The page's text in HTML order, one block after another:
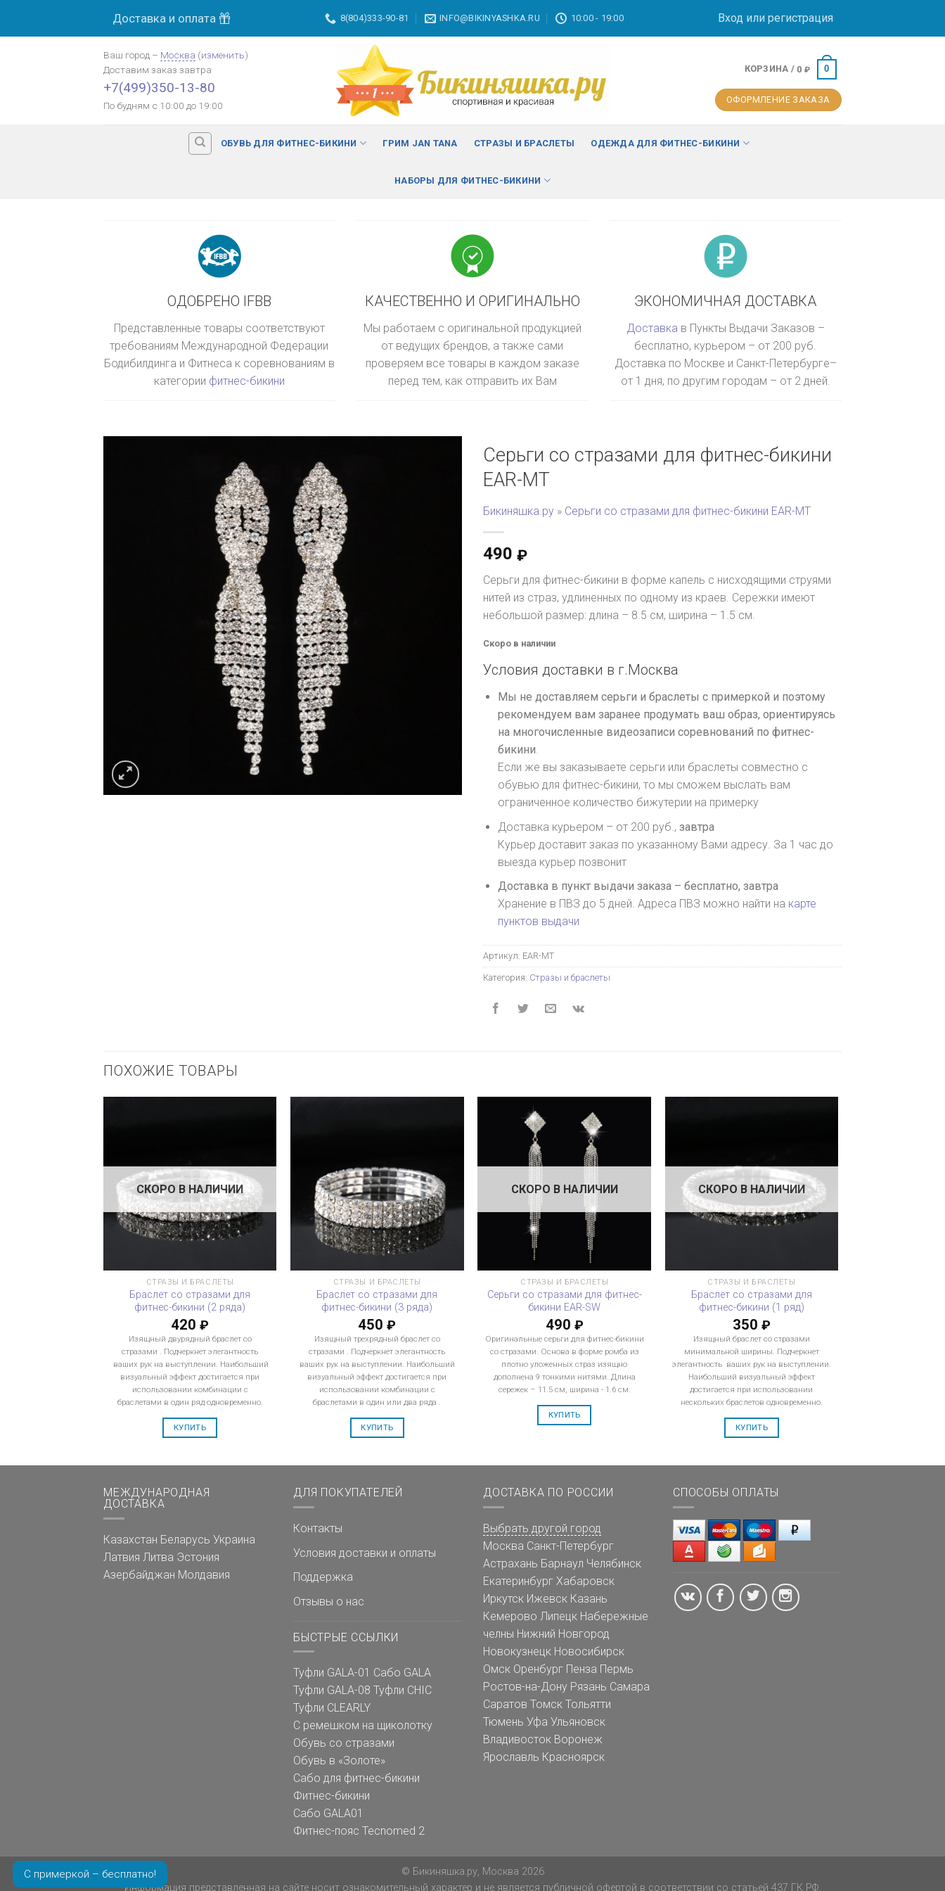
Доставка и оплата 8(804)333-90-81 INFO@BIKINYASHKA.RU 10:00 - 19:00 Вход или регистрация
Ваш город – Москва (изменить)
Доставим заказ завтра
+7(499)350-13-80
По будням с 10:00 до 19:00
КОРЗИНА / 0 ₽ 0
ОФОРМЛЕНИЕ ЗАКАЗА
ОБУВЬ ДЛЯ ФИТНЕС-БИКИНИ ГРИМ JAN TANA СТРАЗЫ И БРАСЛЕТЫ ОДЕЖДА ДЛЯ ФИТНЕС-БИКИНИ
НАБОРЫ ДЛЯ ФИТНЕС-БИКИНИ
ОДОБРЕНО IFBB
Представленные товары соответствуют
требованиям Международной Федерации
Бодибилдинга и Фитнеса к соревнованиям в
категории фитнес-бикини
КАЧЕСТВЕННО И ОРИГИНАЛЬНО
Мы работаем с оригинальной продукцией
от ведущих брендов, а также сами
проверяем все товары в каждом заказе
перед тем, как отправить их Вам
ЭКОНОМИЧНАЯ ДОСТАВКА
Доставка в Пункты Выдачи Заказов –
бесплатно, курьером – от 200 руб.
Доставка по Москве и Санкт-Петербурге–
от 1 дня, по другим городам – от 2 дней.
Серьги со стразами для фитнес-бикини
EAR-MT
Бикиняшка.ру » Серьги со стразами для фитнес-бикини EAR-MT
490 ₽
Серьги для фитнес-бикини в форме капель с нисходящими струями
нитей из страз, удлиненных по одному из краев. Сережки имеют
небольшой размер: длина – 8.5 см, ширина – 1.5 см.
Скоро в наличии
МОСКВА изменить
Оплата картой банка
Условия доставки в г.Москва
Мы не доставляем серьги и браслеты с примеркой и поэтому
рекомендуем вам заранее продумать ваш образ, ориентируясь
на многочисленные видеозаписи соревнований по фитнес-
бикини.
Если же вы заказываете серьги или браслеты совместно с
обувью для фитнес-бикини, то мы сможем выслать вам
ограниченное количество бижутерии на примерку
Доставка курьером – от 200 руб., завтра
Курьер доставит заказ по указанному Вами адресу. За 1 час до
выезда курьер позвонит
Доставка в пункт выдачи заказа – бесплатно, завтра
Хранение в ПВЗ до 5 дней. Адреса ПВЗ можно найти на карте
пунктов выдачи
Артикул: EAR-MT
Категория: Стразы и браслеты
ПОХОЖИЕ ТОВАРЫ
СКОРО В НАЛИЧИИ
СТРАЗЫ И БРАСЛЕТЫ
Браслет со стразами для
фитнес-бикини (2 ряда)
420₽
Изящный двурядный браслет со
стразами . Подчеркнет элегантность
ваших рук на выступлении. Наибольший
визуальный эффект достигается при
использовании комбинации с
браслетами в один ряд одновременно.
КУПИТЬ
СТРАЗЫ И БРАСЛЕТЫ
Браслет со стразами для
фитнес-бикини (3 ряда)
450₽
Изящный трехрядный браслет со
стразами . Подчеркнет элегантность
ваших рук на выступлении. Наибольший
визуальный эффект достигается при
использовании комбинации с
браслетами в один или два ряда .
КУПИТЬ
СКОРО В НАЛИЧИИ
СТРАЗЫ И БРАСЛЕТЫ
Серьги со стразами для фитнес-
бикини EAR-SW
490 ₽
Оригинальные серьги для фитнес-бикини
со стразами. Основа в форме ромба из
плотно уложенных страз изящно
дополнена 9 тонкими нитями. Длина
сережек – 11.5 см, ширина - 1.6 см.
КУПИТЬ
СКОРО В НАЛИЧИИ
СТРАЗЫ И БРАСЛЕТЫ
Браслет со стразами для
фитнес-бикини (1 ряд)
350 ₽
Изящный браслет со стразами
минимальной ширины. Подчеркнет
элегантность ваших рук на выступлении.
Наибольший визуальный эффект
достигается при использовании
нескольких браслетов одновременно.
КУПИТЬ
МЕЖДУНАРОДНАЯ
ДОСТАВКА
Казахстан Беларусь Украина
Латвия Литва Эстония
Азербайджан Молдавия
ДЛЯ ПОКУПАТЕЛЕЙ
Контакты
Условия доставки и оплаты
Поддержка
Отзывы о нас
БЫСТРЫЕ ССЫЛКИ
Туфли GALA-01 Сабо GALA
Туфли GALA-08 Туфли CHIC
Туфли CLEARLY
С ремешком на щиколотку
Обувь со стразами
Обувь в «Золоте»
Сабо для фитнес-бикини
Фитнес-бикини
Сабо GALA01
Фитнес-пояс Tecnomed 2
ДОСТАВКА ПО РОССИИ
Выбрать другой город
Москва Санкт-Петербург
Астрахань Барнаул Челябинск
Екатеринбург Хабаровск
Иркутск Ижевск Казань
Кемерово Липецк Набережные
челны Нижний Новгород
Новокузнецк Новосибирск
Омск Оренбург Пенза Пермь
Ростов-на-Дону Рязань Самара
Саратов Томск Тольятти
Тюмень Уфа Ульяновск
Владивосток Воронеж
Ярославль Красноярск
СПОСОБЫ ОПЛАТЫ
С примеркой – бесплатно!
© Бикиняшка.ру, Москва 2026
Информация представленная на сайте носит ознакомительный характер и не является публичной офертой в соответствии со статьей 437 ГК РФ.